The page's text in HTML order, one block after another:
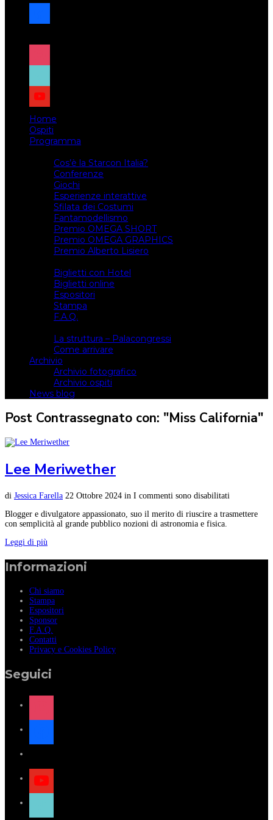
facebook
x
instagram
tiktok
youtube
Home
Ospiti
Programma
Cos’è la Starcon Italia?
Conferenze
Giochi
Esperienze interattive
Sfilata dei Costumi
Fantamodellismo
Premio OMEGA SHORT
Premio OMEGA GRAPHICS
Premio Alberto Lisiero
Biglietti con Hotel
Biglietti online
Espositori
Stampa
F.A.Q.
La struttura – Palacongressi
Come arrivare
Archivio
Archivio fotografico
Archivio ospiti
News blog
Post Contrassegnato con: "Miss California"
Lee Meriwether
di Jessica Farella 22 Ottobre 2024 in I commenti sono disabilitati
Blogger e divulgatore appassionato, suo il merito di riuscire a trasmettere
con semplicità al grande pubblico nozioni di astronomia e fisica.
Leggi di più
Informazioni
Chi siamo
Stampa
Espositori
Sponsor
F.A.Q.
Contatti
Privacy e Cookies Policy
Seguici
instagram
facebook
x
youtube
tiktok